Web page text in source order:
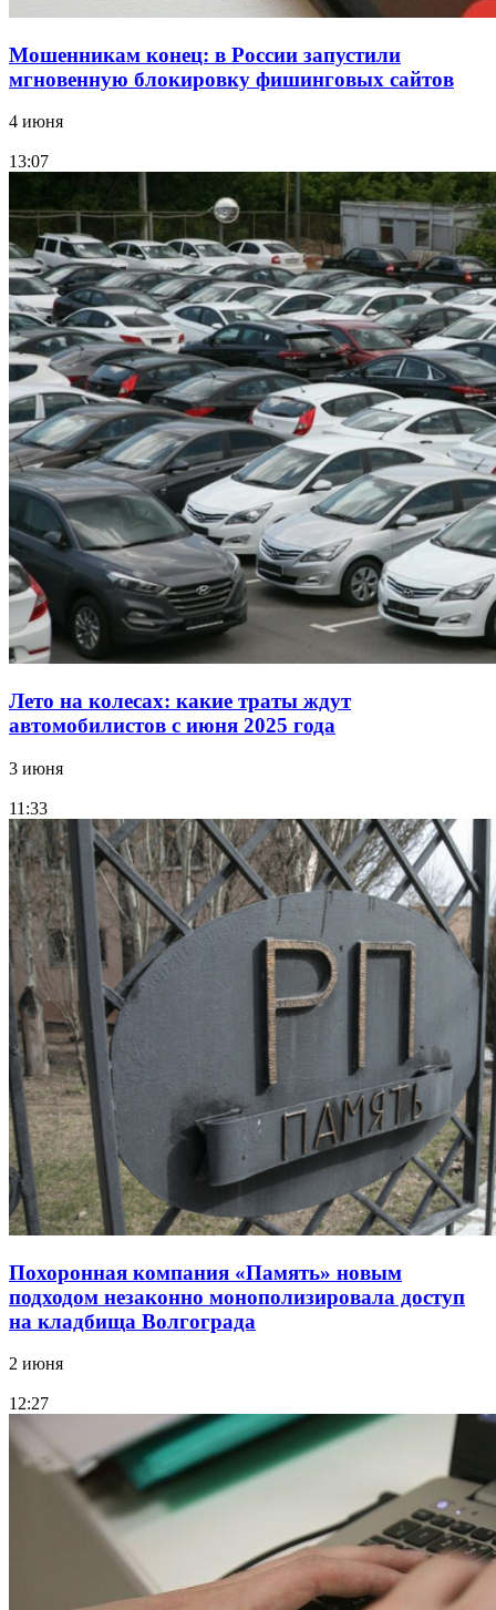
Мошенникам конец: в России запустили
мгновенную блокировку фишинговых сайтов
4 июня
13:07
Лето на колесах: какие траты ждут
автомобилистов с июня 2025 года
3 июня
11:33
Похоронная компания «Память» новым
подходом незаконно монополизировала доступ
на кладбища Волгограда
2 июня
12:27